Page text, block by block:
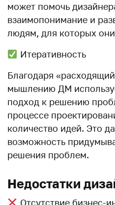
может помочь
взаимопонимание и
людям, для которых
Итеративность
Благодаря
мышлению ДМ
подход к решению
процессе
количество идей. Это
возможность
решения проблем.
Недостатки
Отсутствие бизнес-